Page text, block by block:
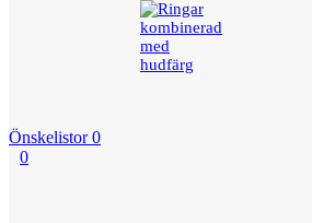
Önskelistor 0
0